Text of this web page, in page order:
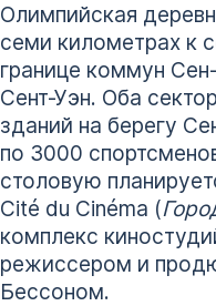
Олимпийская
семи километрах к
границе коммун
Сент-Уэн. Оба
зданий на берегу
по 3000
столовую
Cité du Cinéma (
комплекс
режиссером и
Бессоном.